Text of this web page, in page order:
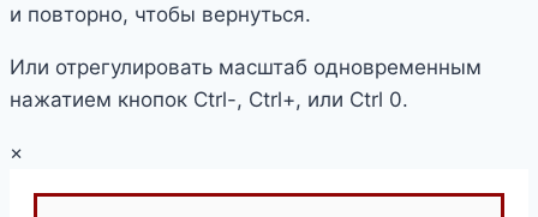
и повторно, чтобы вернуться.
Или отрегулировать масштаб одновременным
нажатием кнопок Ctrl-, Ctrl+, или Ctrl 0.
×